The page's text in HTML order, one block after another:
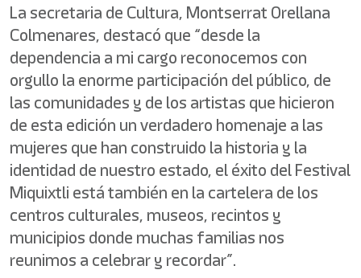
La secretaria de Cultura, Montserrat Orellana
Colmenares, destacó que “desde la
dependencia a mi cargo reconocemos con
orgullo la enorme participación del público, de
las comunidades y de los artistas que hicieron
de esta edición un verdadero homenaje a las
mujeres que han construido la historia y la
identidad de nuestro estado, el éxito del Festival
Miquixtli está también en la cartelera de los
centros culturales, museos, recintos y
municipios donde muchas familias nos
reunimos a celebrar y recordar”.